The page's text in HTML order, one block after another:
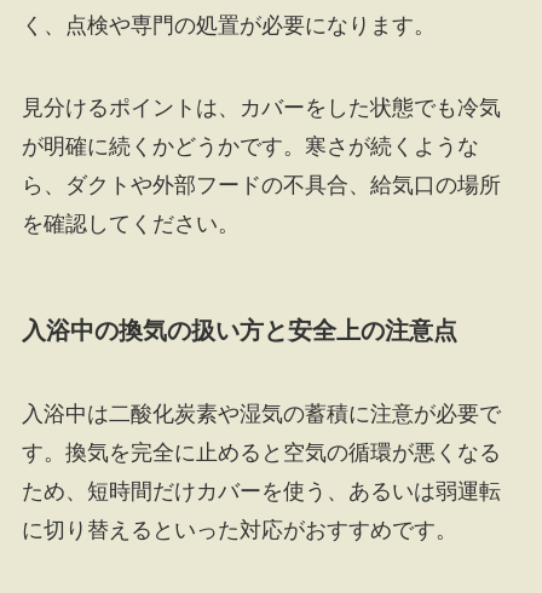
く、点検や専門の処置が必要になります。
見分けるポイントは、カバーをした状態でも冷気
が明確に続くかどうかです。寒さが続くような
ら、ダクトや外部フードの不具合、給気口の場所
を確認してください。
入浴中の換気の扱い方と安全上の注意点
入浴中は二酸化炭素や湿気の蓄積に注意が必要で
す。換気を完全に止めると空気の循環が悪くなる
ため、短時間だけカバーを使う、あるいは弱運転
に切り替えるといった対応がおすすめです。